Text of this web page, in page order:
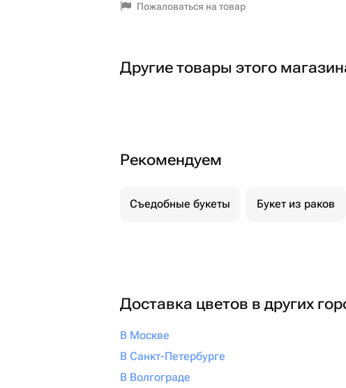
Пожаловаться на товар
Другие товары этого
Рекомендуем
Съедобные букеты Букет из раков
Доставка цветов в других
В Москве
В Санкт-Петербурге
В Волгограде